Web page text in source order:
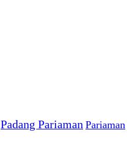
Padang Pariaman Pariaman